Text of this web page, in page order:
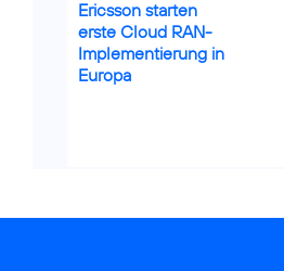
Ericsson starten
erste Cloud RAN-
Implementierung in
Europa